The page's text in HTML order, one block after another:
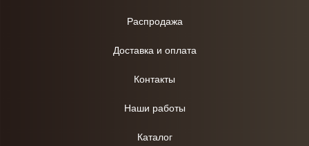
Распродажа
Доставка и оплата
Контакты
Наши работы
Каталог